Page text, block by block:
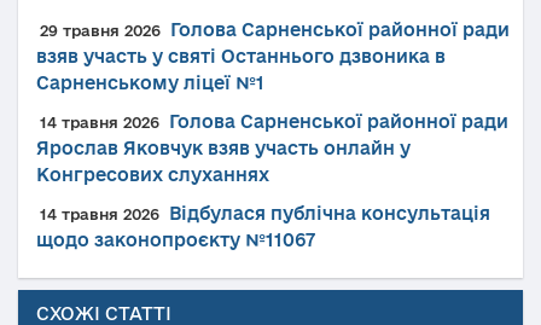
29 травня 2026
Голова Сарненської районної ради
взяв участь у святі Останнього дзвоника в
Сарненському ліцеї №1
14 травня 2026
Голова Сарненської районної ради
Ярослав Яковчук взяв участь онлайн у
Конгресових слуханнях
14 травня 2026
Відбулася публічна консультація
щодо законопроєкту №11067
СХОЖІ СТАТТІ